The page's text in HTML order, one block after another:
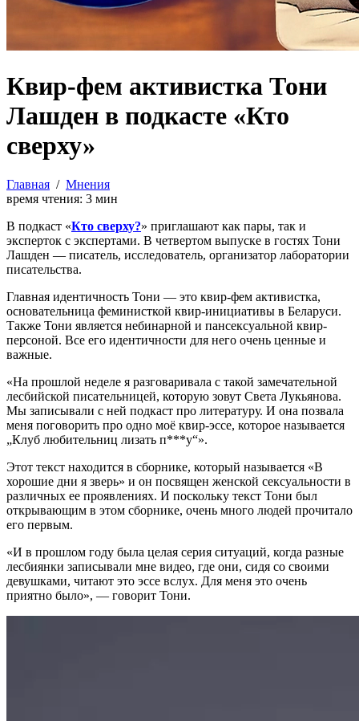
Квир-фем активистка Тони
Лашден в подкасте «Кто
сверху»
Главная / Мнения
время чтения: 3 мин
В подкаст «Кто сверху?» приглашают как пары, так и
эксперток с экспертами. В четвертом выпуске в гостях Тони
Лашден — писатель, исследователь, организатор лаборатории
писательства.
Главная идентичность Тони — это квир-фем активистка,
основательница феминисткой квир-инициативы в Беларуси.
Также Тони является небинарной и пансексуальной квир-
персоной. Все его идентичности для него очень ценные и
важные.
«На прошлой неделе я разговаривала с такой замечательной
лесбийской писательницей, которую зовут Света Лукьянова.
Мы записывали с ней подкаст про литературу. И она позвала
меня поговорить про одно моё квир-эссе, которое называется
„Клуб любительниц лизать п***у“».
Этот текст находится в сборнике, который называется «В
хорошие дни я зверь» и он посвящен женской сексуальности в
различных ее проявлениях. И поскольку текст Тони был
открывающим в этом сборнике, очень много людей прочитало
его первым.
«И в прошлом году была целая серия ситуаций, когда разные
лесбиянки записывали мне видео, где они, сидя со своими
девушками, читают это эссе вслух. Для меня это очень
приятно было», — говорит Тони.